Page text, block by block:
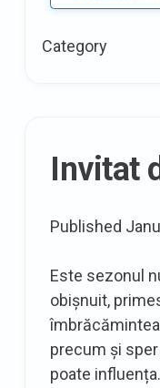
Category
Invitat
Published
Este sezonul
obișnuit,
precum și
poate